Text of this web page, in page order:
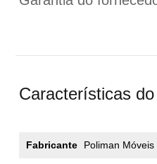
Características
Fabricante Poliman Móveis